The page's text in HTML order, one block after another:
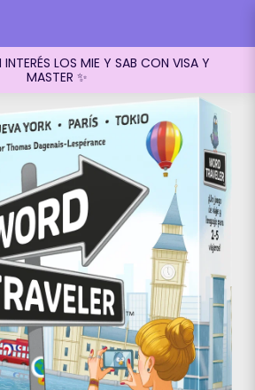
LOS MIE Y SAB CON VISA Y
MASTER ✨